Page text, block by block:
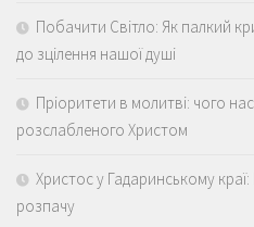
Побачити Світло: Як палкий
до зцілення нашої душі
Пріоритети в молитві: чого
розслабленого Христом
Христос у Гадаринському
розпачу